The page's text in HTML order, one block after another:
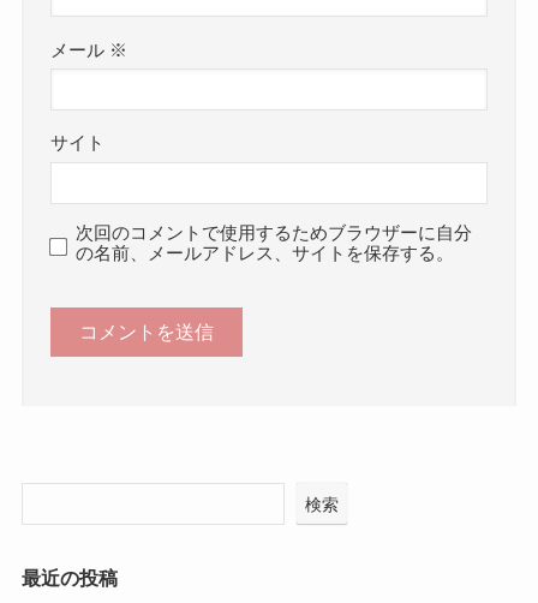
メール ※
サイト
次回のコメントで使用するためブラウザーに自分
の名前、メールアドレス、サイトを保存する。
検索
最近の投稿